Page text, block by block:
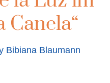
Canela“
Bibiana Blaumann